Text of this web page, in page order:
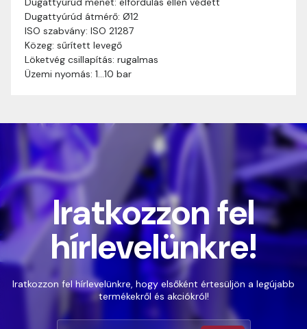
Dugattyúrúd átmérő: Ø12
ISO szabvány: ISO 21287
Közeg: sűrített levegő
Löketvég csillapítás: rugalmas
Üzemi nyomás: 1…10 bar
és a szállítási cím távolságától. A pontos szállítási
díjat a vásárlás folyamata során megtekinthetitek,
mielőtt a rendelést véglegesítitek.
Iratkozzon fel
hírlevelünkre!
Iratkozzon fel hírlevelünkre, hogy elsőként értesüljön a legújabb
termékekről és akciókról!